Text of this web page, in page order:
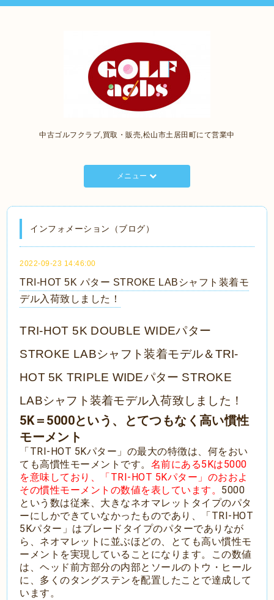
中古ゴルフクラブ,買取・販売,松山市土居田町にて営業中
メニュー
インフォメーション（ブログ）
2022-09-23 14:46:00
TRI-HOT 5K パター STROKE LABシャフト装着モ
デル入荷致しました！
TRI-HOT 5K DOUBLE WIDEパター
STROKE LABシャフト装着モデル＆TRI-
HOT 5K TRIPLE WIDEパター STROKE
LABシャフト装着モデル入荷致しました！
5K＝5000という、とてつもなく高い慣性
モーメント
「TRI-HOT 5Kパター」の最大の特徴は、何をおい
ても高慣性モーメントです。 名前にある5Kは5000
を意味しており、「TRI-HOT 5Kパター」のおおよ
その慣性モーメントの数値を表しています。 5000
という数は従来、大きなネオマレットタイプのパタ
ーにしかできていなかったものであり、「TRI-HOT
5Kパター」はブレードタイプのパターでありなが
ら、ネオマレットに並ぶほどの、とても高い慣性モ
ーメントを実現していることになります。この数値
は、ヘッド前方部分の内部とソールのトウ・ヒール
に、多くのタングステンを配置したことで達成して
います。